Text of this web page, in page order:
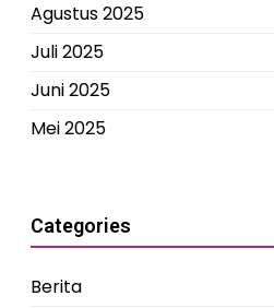
Agustus 2025
Juli 2025
Juni 2025
Mei 2025
Categories
Berita